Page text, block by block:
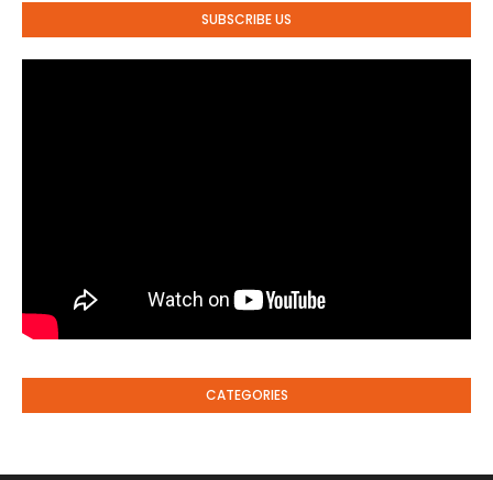
SUBSCRIBE US
CATEGORIES